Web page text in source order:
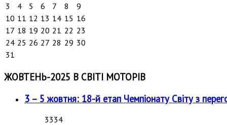
3
4 5 6 7 8
9
10 11 12 13 14 15 16
17 18 19 20 21 22 23
24 25 26 27 28 29 30
31
ЖОВТЕНЬ-2025 В СВІТІ МОТОРІВ
3 – 5 жовтня: 18-й етап Чемпіонату Світу з
3334